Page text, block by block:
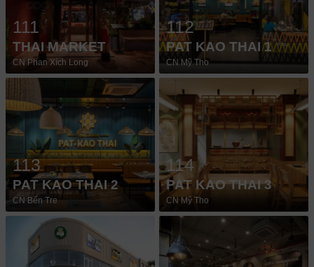
111
THAI MARKET
CN Phan Xích Long
112
PAT KAO THAI 1
CN Mỹ Tho
113
PAT KAO THAI 2
CN Bến Tre
114
PAT KAO THAI 3
CN Mỹ Tho